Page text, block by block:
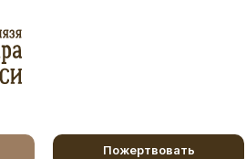
Пожертвовать